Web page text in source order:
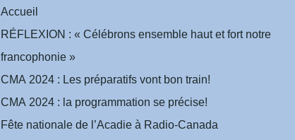
e
b
o
k
-
f
a
r
a
m
Accueil
RÉFLEXION : « Célébrons ensemble haut et fort notre
francophonie »
CMA 2024 : Les préparatifs vont bon train!
CMA 2024 : la programmation se précise!
Fête nationale de l’Acadie à Radio-Canada